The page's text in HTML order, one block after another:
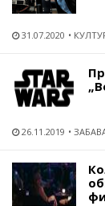
31.07.2020
26.11.2019